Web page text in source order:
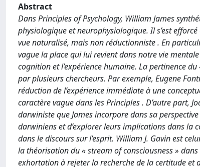
Abstract
Dans Principles of Psychology, William James
physiologique et neurophysiologique. Il s’est
vue naturalisé, mais non réductionniste . En
vague la place qui lui revient dans notre vie
cognition et l’expérience humaine. La pertinence
par plusieurs chercheurs. Par exemple, Eugene
réduction de l’expérience immédiate à une
caractère vague dans les Principles . D’autre part,
darwiniste que James incorpore dans sa
darwiniens et d’explorer leurs implications dans la
dans le discours sur l’esprit. William J. Gavin est
la théorisation du « stream of consciousness »
exhortation à rejeter la recherche de la certitude et